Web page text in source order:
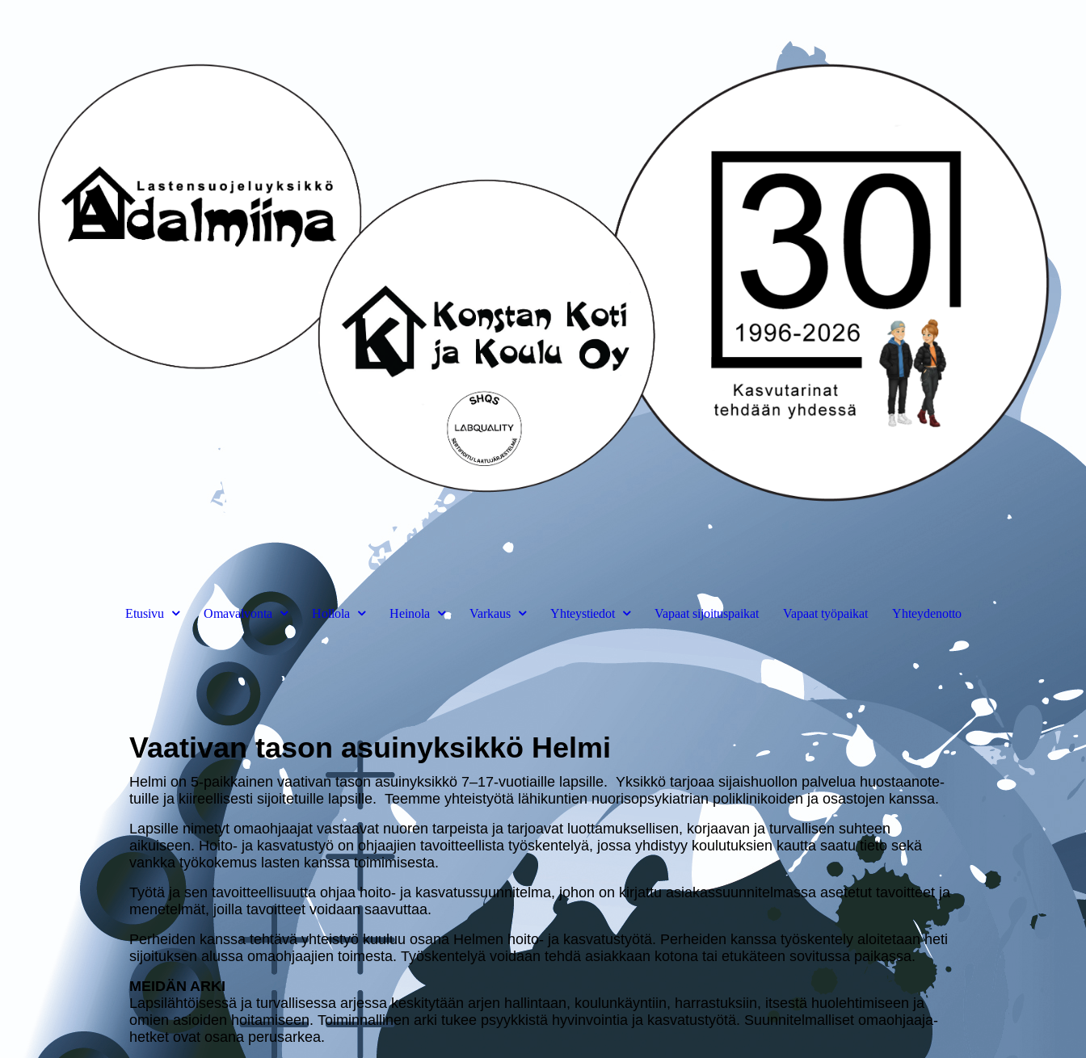
Etusivu Omavalvonta Hollola Heinola Varkaus Yhteystiedot Vapaat sijoituspaikat Vapaat työpaikat Yhteydenotto
Vaativan tason asuinyksikkö Helmi
Helmi on 5-paik­kai­nen vaativan tason asui­nyk­sik­kö 7–17-vuo­tiail­le lapsille. Yksikkö tarjoaa si­jais­huol­lon palvelua huos­taa­no­te­
tuil­le ja kii­reel­li­ses­ti si­joi­te­tuil­le lapsille. Teemme yhteistyötä lä­hi­kun­tien nuo­ri­sop­sy­kiat­rian po­likli­ni­koi­den ja osastojen kanssa.
Lapsille nimetyt omaoh­jaa­jat vastaavat nuoren tarpeista ja tarjoavat luot­ta­muk­sel­li­sen, korjaavan ja tur­val­li­sen suhteen
aikuiseen. Hoito- ja kas­va­tus­työ on ohjaajien ta­voit­teel­lis­ta työs­ken­te­lyä, jossa yhdistyy kou­lu­tuk­sien kautta saatu tieto sekä
vankka työ­ko­ke­mus lasten kanssa toi­mimi­ses­ta.
Työtä ja sen ta­voit­teel­li­suut­ta ohjaa hoito- ja kas­va­tus­suun­ni­tel­ma, johon on kirjattu asia­kas­suun­ni­tel­mas­sa asetetut ta­voit­teet ja
me­ne­tel­mät, joilla ta­voit­teet voidaan saavuttaa.
Perheiden kanssa tehtävä yhteistyö kuuluu osana Helmen hoito- ja kas­va­tus­työ­tä. Perheiden kanssa työskentely aloi­te­taan heti
si­joi­tuk­sen alussa omaohjaajien toimesta. Työs­ken­te­lyä voidaan tehdä asiakkaan kotona tai etukäteen sovitussa paikassa.
MEIDÄN ARKI
Lap­si­läh­töi­ses­sä ja tur­val­li­ses­sa arjessa kes­ki­ty­tään arjen hal­lin­taan, kou­lun­käyn­tiin, har­ras­tuk­siin, itsestä huo­leh­ti­mi­seen ja
omien asioiden hoi­ta­mi­seen. Toi­min­nal­li­nen arki tukee psyyk­kis­tä hy­vin­voin­tia ja kas­va­tus­työ­tä. Suun­ni­tel­mal­li­set omaoh­jaa­ja­
het­ket ovat osana pe­rus­ar­kea.